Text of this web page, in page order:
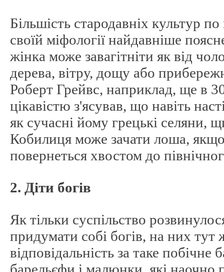
Більшість стародавніх культур
своїй міфології найдавніше
жінка може завагітніти як від
дерева, вітру, дощу або
Роберт Грейвс, наприклад, ще в
цікавістю з'ясував, що навіть
як сучасні йому грецькі селяни,
Кобилиця може зачати лоша,
повернеться хвостом до
2. Діти богів
Як тільки суспільство
придумати собі богів, на них тут
відповідальність за таке побічне